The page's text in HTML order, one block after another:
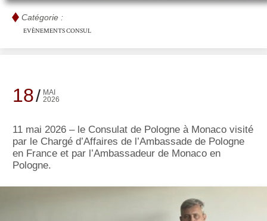
Catégorie :
EVÈNEMENTS CONSUL
18
MAI
2026
11 mai 2026 – le Consulat de Pologne à Monaco visité
par le Chargé d’Affaires de l’Ambassade de Pologne
en France et par l’Ambassadeur de Monaco en
Pologne.